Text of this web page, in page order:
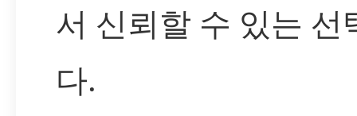
서 신뢰할 수 있는 선
다.